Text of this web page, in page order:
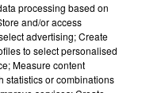
processing based on
and/or access
advertising; Create
to select personalised
Measure content
statistics or combinations